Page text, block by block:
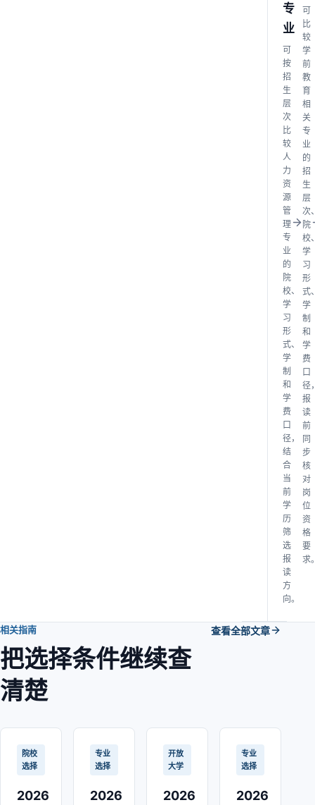
专
业
可
按
招
生
层
次
比
较
人
力
资
源
管
理
专
业
的
院
校、
学
习
形
式、
学
制
和
学
费
口
径，
结
合
当
前
学
历
筛
选
报
读
方
向。
可
比
较
学
前
教
育
相
关
专
业
的
招
生
层
次
院
校
学
习
形
式
学
制
和
学
费
口
径
报
读
前
同
步
核
对
岗
位
资
格
要
求
相关指南
把选择条件继续查
清楚
查看全部文章
院校
选择
2026
专业
选择
2026
开放
大学
2026
专业
选择
2026